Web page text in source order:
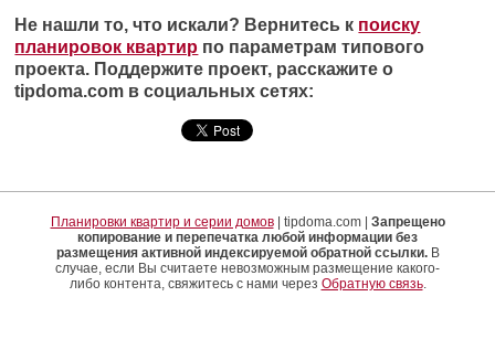
Не нашли то, что искали? Вернитесь к поиску
планировок квартир по параметрам типового
проекта. Поддержите проект, расскажите о
tipdoma.com в социальных сетях:
Планировки квартир и серии домов| tipdoma.com | Запрещено
копирование и перепечатка любой информации без
размещения активной индексируемой обратной ссылки.В
случае, если Вы считаете невозможным размещение какого-
либо контента, свяжитесь с нами через Обратную связь.